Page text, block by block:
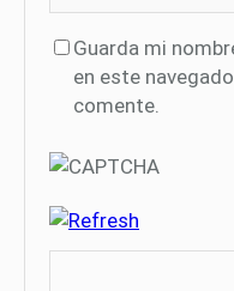
Guarda mi
en este
comente.